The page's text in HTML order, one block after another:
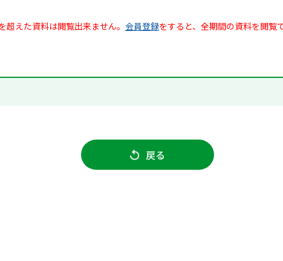
えた資料は閲覧出来ません。 会員登録をすると、全期間の資料を閲覧
戻る